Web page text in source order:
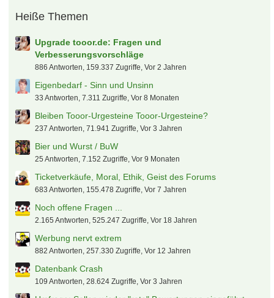
Heiße Themen
Upgrade tooor.de: Fragen und
Verbesserungsvorschläge
886 Antworten, 159.337 Zugriffe, Vor 2 Jahren
Eigenbedarf - Sinn und Unsinn
33 Antworten, 7.311 Zugriffe, Vor 8 Monaten
Bleiben Tooor-Urgesteine Tooor-Urgesteine?
237 Antworten, 71.941 Zugriffe, Vor 3 Jahren
Bier und Wurst / BuW
25 Antworten, 7.152 Zugriffe, Vor 9 Monaten
Ticketverkäufe, Moral, Ethik, Geist des Forums
683 Antworten, 155.478 Zugriffe, Vor 7 Jahren
Noch offene Fragen ...
2.165 Antworten, 525.247 Zugriffe, Vor 18 Jahren
Werbung nervt extrem
882 Antworten, 257.330 Zugriffe, Vor 12 Jahren
Datenbank Crash
109 Antworten, 28.624 Zugriffe, Vor 3 Jahren